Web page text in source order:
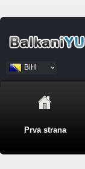
BiH
Srpski
Prva strana